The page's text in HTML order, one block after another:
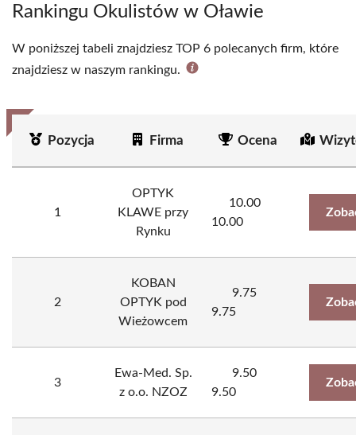
Rankingu Okulistów w Oławie
W poniższej tabeli znajdziesz TOP 6 polecanych firm, które
znajdziesz w naszym rankingu.
Pozycja Firma Ocena
1
OPTYK
KLAWE przy
Rynku
10.00
10.00
2
KOBAN
OPTYK pod
Wieżowcem
9.75
9.75
3
Ewa-Med. Sp.
z o.o. NZOZ
9.50
9.50